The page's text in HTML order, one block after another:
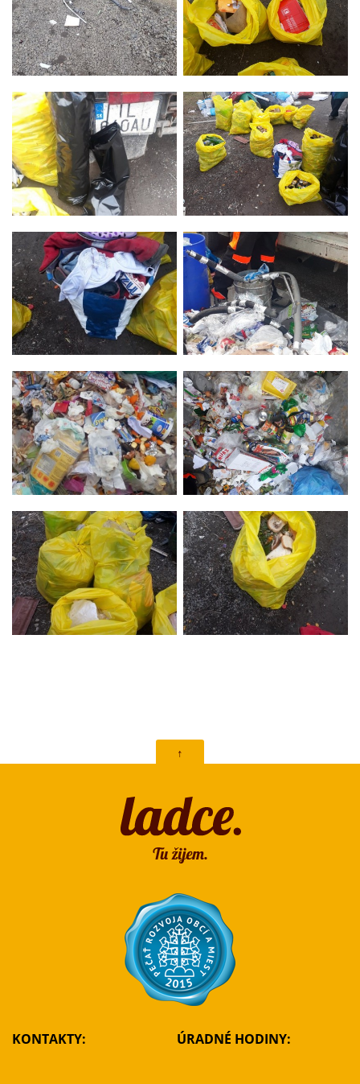
↑
KONTAKTY: ÚRADNÉ HODINY: